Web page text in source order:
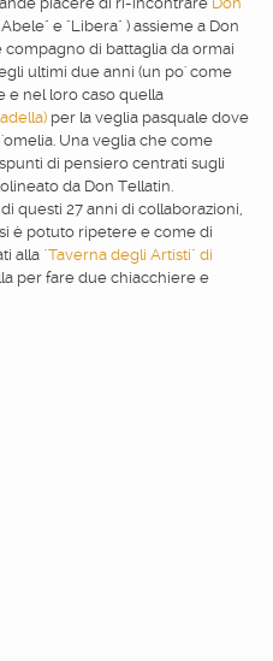
e "Libera" ) assieme a Don
di battaglia da ormai
ultimi due anni (un po' come
e nel loro caso quella
per la veglia pasquale dove
Una veglia che come
di pensiero centrati sugli
da Don Tellatin.
questi 27 anni di collaborazioni,
è potuto ripetere e come di
alla "Taverna degli Artisti" di
per fare due chiacchiere e